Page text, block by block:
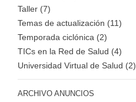
Taller (7)
Temas de actualización (11)
Temporada ciclónica (2)
TICs en la Red de Salud (4)
Universidad Virtual de Salud (2)
ARCHIVO ANUNCIOS